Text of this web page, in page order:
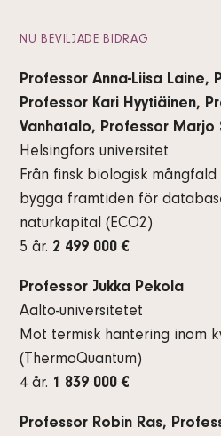
NU BEVILJADE BIDRAG
Professor Anna-Liisa Laine,
Professor Kari Hyytiäinen,
Vanhatalo, Professor Marjo
Helsingfors universitet
Från finsk biologisk
bygga framtiden för
naturkapital (ECO2)
5 år. 2 499 000 €
Professor Jukka Pekola
Aalto-universitetet
Mot termisk hantering inom
(ThermoQuantum)
4 år. 1 839 000 €
Professor Robin Ras,